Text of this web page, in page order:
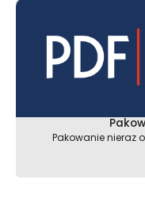
Pakowanie nieraz